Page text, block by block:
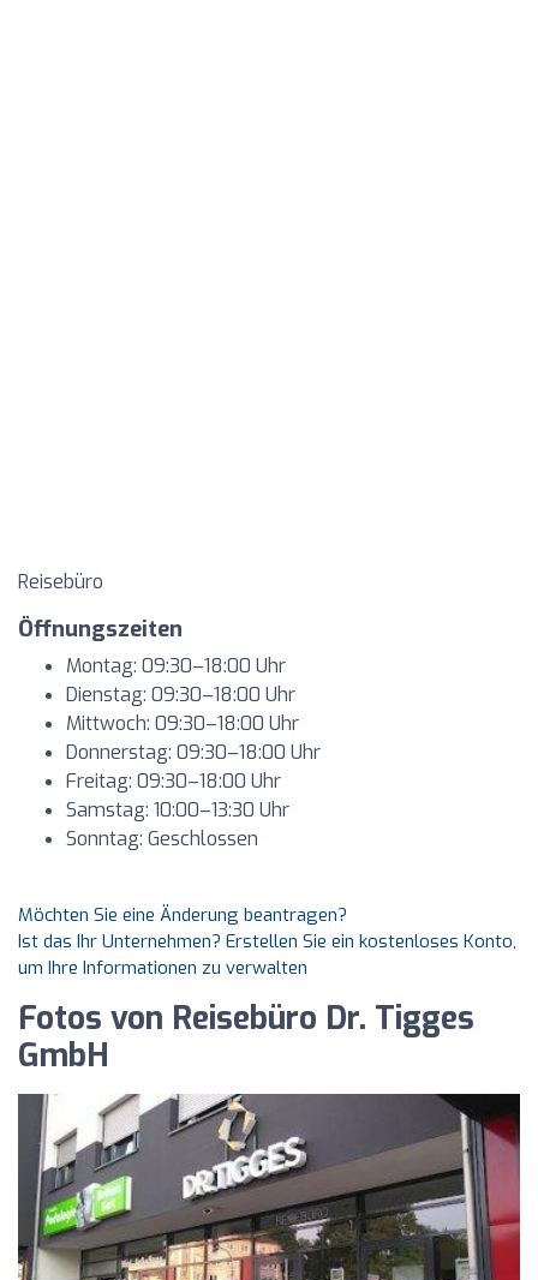
Reisebüro
Öffnungszeiten
Montag: 09:30–18:00 Uhr
Dienstag: 09:30–18:00 Uhr
Mittwoch: 09:30–18:00 Uhr
Donnerstag: 09:30–18:00 Uhr
Freitag: 09:30–18:00 Uhr
Samstag: 10:00–13:30 Uhr
Sonntag: Geschlossen
Möchten Sie eine Änderung beantragen?
Ist das Ihr Unternehmen? Erstellen Sie ein kostenloses Konto,
um Ihre Informationen zu verwalten
Fotos von Reisebüro Dr. Tigges
GmbH